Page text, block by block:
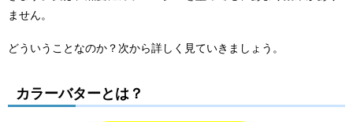
ません。
どういうことなのか？次から詳しく見ていきましょう。
カラーバターとは？